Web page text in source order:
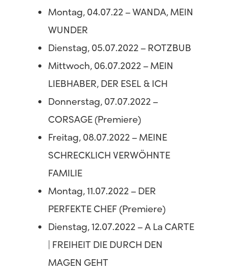
Montag, 04.07.22 – WANDA, MEIN
WUNDER
Dienstag, 05.07.2022 – ROTZBUB
Mittwoch, 06.07.2022 – MEIN
LIEBHABER, DER ESEL & ICH
Donnerstag, 07.07.2022 –
CORSAGE (Premiere)
Freitag, 08.07.2022 – MEINE
SCHRECKLICH VERWÖHNTE
FAMILIE
Montag, 11.07.2022 – DER
PERFEKTE CHEF (Premiere)
Dienstag, 12.07.2022 – A La CARTE
| FREIHEIT DIE DURCH DEN
MAGEN GEHT